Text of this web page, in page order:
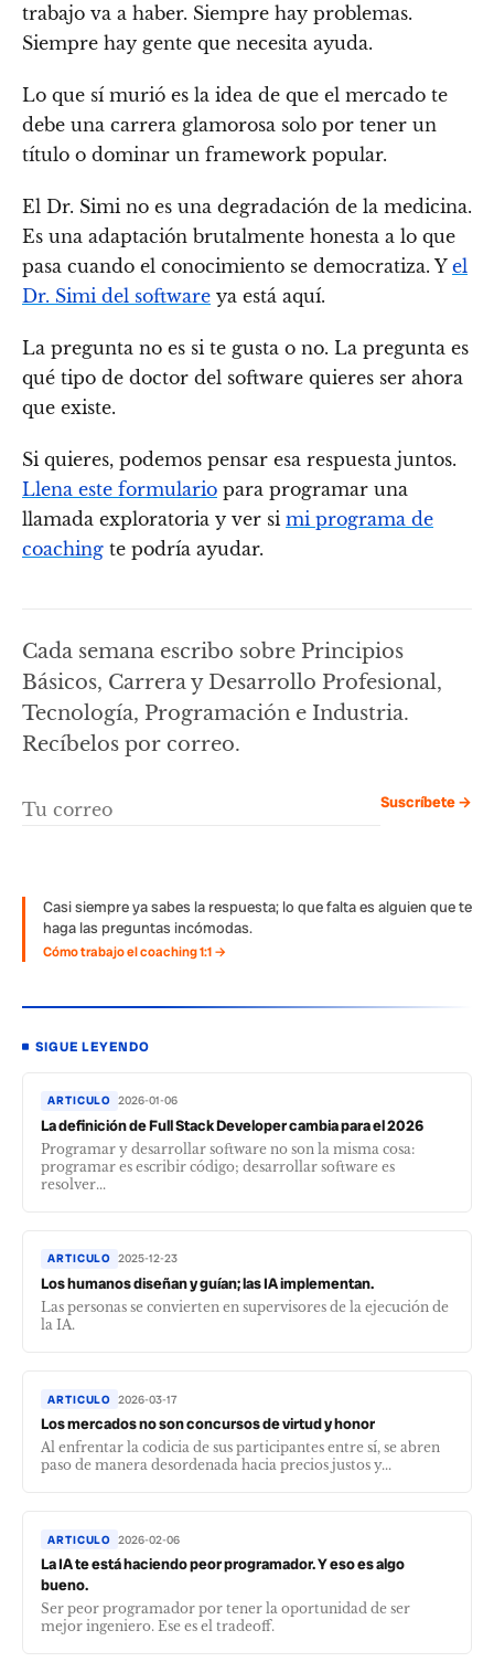
trabajo va a haber. Siempre hay problemas.
Siempre hay gente que necesita ayuda.
Lo que sí murió es la idea de que el mercado te
debe una carrera glamorosa solo por tener un
título o dominar un framework popular.
El Dr. Simi no es una degradación de la medicina.
Es una adaptación brutalmente honesta a lo que
pasa cuando el conocimiento se democratiza. Y el
Dr. Simi del software ya está aquí.
La pregunta no es si te gusta o no. La pregunta es
qué tipo de doctor del software quieres ser ahora
que existe.
Si quieres, podemos pensar esa respuesta juntos.
Llena este formulario para programar una
llamada exploratoria y ver si mi programa de
coaching te podría ayudar.
Cada semana escribo sobre Principios
Básicos, Carrera y Desarrollo Profesional,
Tecnología, Programación e Industria.
Recíbelos por correo.
Suscríbete →
Casi siempre ya sabes la respuesta; lo que falta es alguien que te
haga las preguntas incómodas.
Cómo trabajo el coaching 1:1 →
SIGUE LEYENDO
ARTICULO 2026-01-06
La definición de Full Stack Developer cambia para el 2026
Programar y desarrollar software no son la misma cosa:
programar es escribir código; desarrollar software es
resolver...
ARTICULO 2025-12-23
Los humanos diseñan y guían; las IA implementan.
Las personas se convierten en supervisores de la ejecución de
la IA.
ARTICULO 2026-03-17
Los mercados no son concursos de virtud y honor
Al enfrentar la codicia de sus participantes entre sí, se abren
paso de manera desordenada hacia precios justos y...
ARTICULO 2026-02-06
La IA te está haciendo peor programador. Y eso es algo
bueno.
Ser peor programador por tener la oportunidad de ser
mejor ingeniero. Ese es el tradeoff.